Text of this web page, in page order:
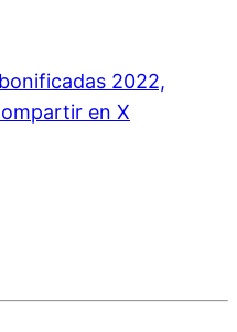
2022,
en X